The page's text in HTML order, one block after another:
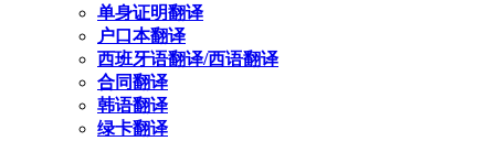
单身证明翻译
户口本翻译
西班牙语翻译/西语翻译
合同翻译
韩语翻译
绿卡翻译